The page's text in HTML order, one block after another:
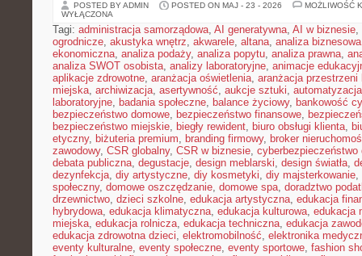
POSTED BY ADMIN POSTED ON MAJ - 23 - 2026
MOŻLIWOŚĆ
WYŁĄCZONA
Tagi: administracja samorządowa, AI generatywna, AI w biznesie,
ogrodnicze, akustyka wnętrz, akwarele, altana, analiza biznesowa
ekonomiczna, analiza podaży, analiza popytu, analiza prawna,
analiza SWOT osobista, analizy laboratoryjne, animacje
aplikacje zdrowotne, aranżacja oświetlenia, aranżacja przestrzeni
miejska, archiwizacja, asertywność, aukcje sztuki,
laboratoryjne, badania społeczne, balance życiowy, bankowość
bezpieczeństwo domowe, bezpieczeństwo finansowe,
bezpieczeństwo miejskie, biegły rewident, biuro obsługi klienta,
etyczny, biżuteria premium, branding firmowy, broker
zawodowy, CSR globalny, CSR w biznesie, cyberbezpieczeństwo
debata publiczna, degustacje, design meblarski, design światła,
dezynfekcja, diy artystyczne, diy kosmetyki, diy majsterkowanie,
społeczny, domowe oszczędzanie, domowe spa, doradztwo
drzewnictwo, dzieci szkolne, edukacja artystyczna, edukacja
hybrydowa, edukacja klimatyczna, edukacja kulturowa, edukacja
miejska, edukacja rolnicza, edukacja techniczna, edukacja
edukacja zdrowotna dzieci, elektromobilność, elektronika
eventy kulturalne, eventy społeczne, eventy sportowe, fashion